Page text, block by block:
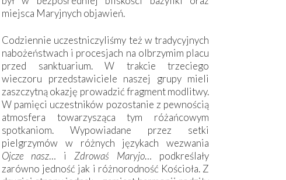
miejsca Maryjnych objawień.
Codziennie uczestniczyliśmy też w tradycyjnych
nabożeństwach i procesjach na olbrzymim placu
przed sanktuarium. W trakcie trzeciego
wieczoru przedstawiciele naszej grupy mieli
zaszczytną okazję prowadzić fragment modlitwy.
W pamięci uczestników pozostanie z pewnością
atmosfera towarzysząca tym różańcowym
spotkaniom. Wypowiadane przez setki
pielgrzymów w różnych językach wezwania
Ojcze nasz… i Zdrowaś Maryjo… podkreślały
zarówno jedność jak i różnorodność Kościoła. Z